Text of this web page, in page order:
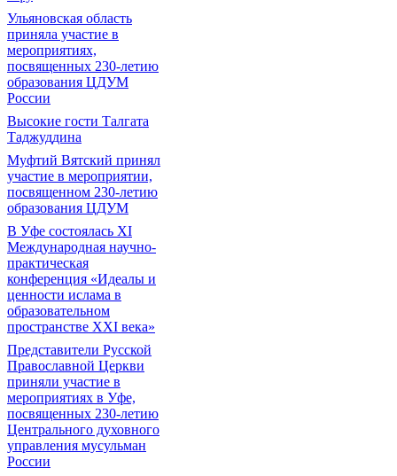
Ульяновская область
приняла участие в
мероприятиях,
посвященных 230-летию
образования ЦДУМ
России
Высокие гости Талгата
Таджуддина
Муфтий Вятский принял
участие в мероприятии,
посвященном 230-летию
образования ЦДУМ
В Уфе состоялась XI
Международная научно-
практическая
конференция «Идеалы и
ценности ислама в
образовательном
пространстве XXI века»
Представители Русской
Православной Церкви
приняли участие в
мероприятиях в Уфе,
посвященных 230-летию
Центрального духовного
управления мусульман
России